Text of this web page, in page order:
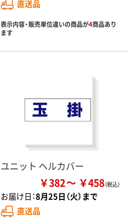
直送品
表示内容・販売単位違いの商品が4商品あり
ます
ユニット ヘルカバー
￥382 ￥458
お届け日：8月25日（火）まで
直送品